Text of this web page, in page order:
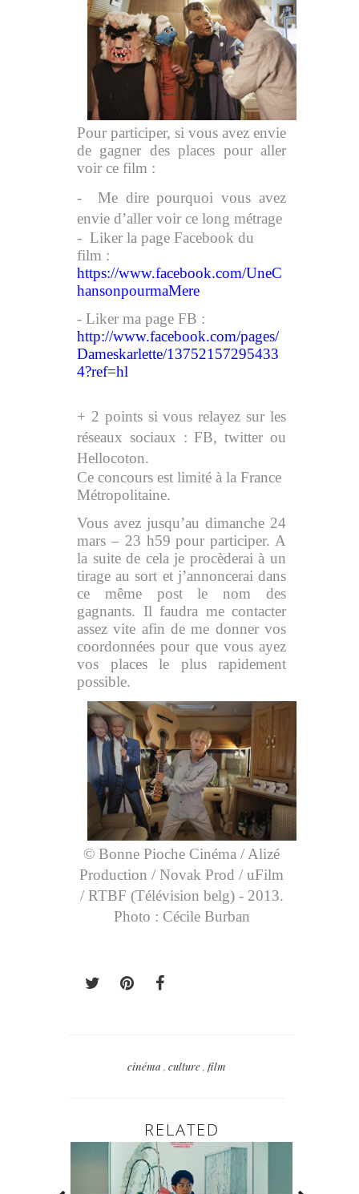
Pour participer, si vous avez envie
de gagner des places pour aller
voir ce film :
- Me dire pourquoi vous avez
envie d’aller voir ce long métrage
- Liker la page Facebook du
film :
https://www.facebook.com/UneC
hansonpourmaMere
- Liker ma page FB :
http://www.facebook.com/pages/
Dameskarlette/13752157295433
4?ref=hl
+ 2 points si vous relayez sur les
réseaux sociaux : FB, twitter ou
Hellocoton.
Ce concours est limité à la France
Métropolitaine.
Vous avez jusqu’au dimanche 24
mars – 23 h59 pour participer. A
la suite de cela je procèderai à un
tirage au sort et j’annoncerai dans
ce même post le nom des
gagnants. Il faudra me contacter
assez vite afin de me donner vos
coordonnées pour que vous ayez
vos places le plus rapidement
possible.
© Bonne Pioche Cinéma / Alizé
Production / Novak Prod / uFilm
/ RTBF (Télévision belg) - 2013.
Photo : Cécile Burban
cinéma , culture, film
RELATED